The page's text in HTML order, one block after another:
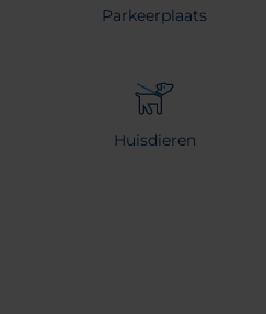
Parkeerplaats
Huisdieren